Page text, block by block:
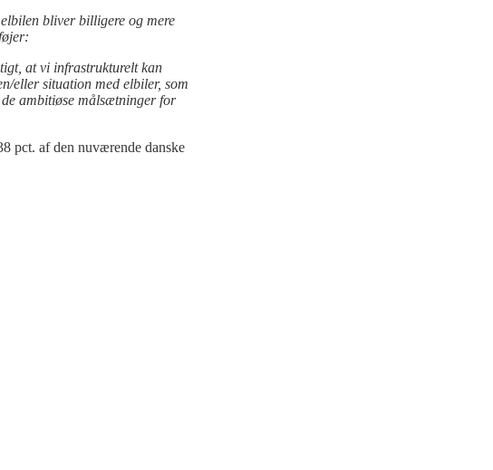
bliver billigere og mere
at vi infrastrukturelt kan
eller situation med elbiler, som
ambitiøse målsætninger for
pct. af den nuværende danske